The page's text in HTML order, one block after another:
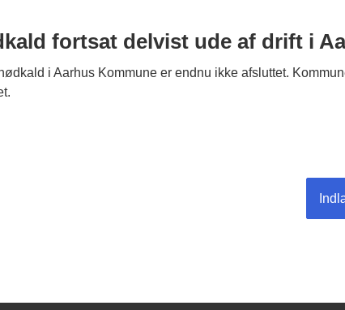
fortsat delvist ude af drift i
i Aarhus Kommune er endnu ikke afsluttet.